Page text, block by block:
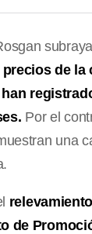
precios de la
Por el
una
de